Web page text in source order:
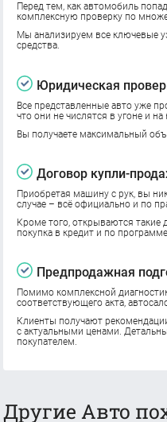
Перед тем, как автомобиль
комплексную проверку по
Мы анализируем все ключевые
средства.
Юридическая
Все представленные авто уже
что они не числятся в угоне и
Вы получаете максимальный
Договор купли-
Приобретая машину с рук, вы
случае – всё официально и по
Кроме того, открываются такие
покупка в кредит и по программе
Предпродажная
Помимо комплексной
соответствующего акта,
Клиенты получают
с актуальными ценами.
покупателем.
Другие Авто